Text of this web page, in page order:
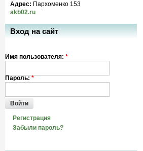
Адрес: Пархоменко 153
akb02.ru
Вход на сайт
Имя пользователя: *
Пароль: *
Войти
Регистрация
Забыли пароль?